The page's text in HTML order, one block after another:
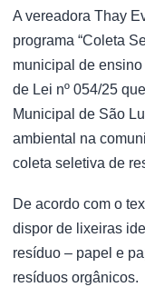
A vereadora Thay
programa “Coleta
municipal de
de Lei nº 054/25
Municipal de São
ambiental na
coleta seletiva de
De acordo com o
dispor de lixeiras
resíduo – papel e
resíduos orgânicos.